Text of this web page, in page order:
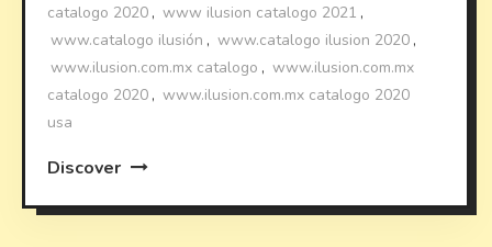
catalogo 2020 , www ilusion catalogo 2021 ,
www.catalogo ilusión , www.catalogo ilusion 2020 ,
www.ilusion.com.mx catalogo , www.ilusion.com.mx
catalogo 2020 , www.ilusion.com.mx catalogo 2020
usa
Discover